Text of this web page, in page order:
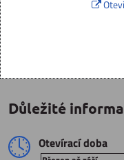
Důležité
Otevírací doba